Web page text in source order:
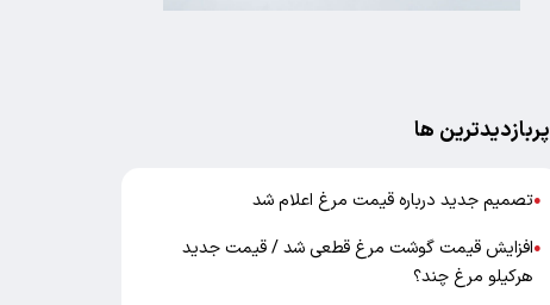
پربازدیدترین ها
●تصمیم جدید درباره قیمت مرغ اعلام شد
●افزایش قیمت گوشت مرغ قطعی شد / قیمت جدید
هرکیلو مرغ چند؟